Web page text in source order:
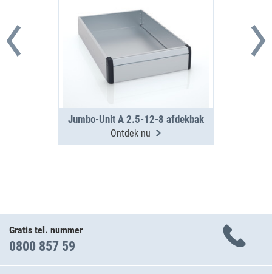
Jumbo-Unit A 2.5-12-8 afdekbak
Ontdek nu
Gratis tel. nummer
0800 857 59